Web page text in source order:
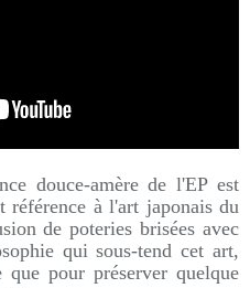
douce-amère de l'EP est
à l'art japonais du
de poteries brisées avec
qui sous-tend cet art,
pour préserver quelque